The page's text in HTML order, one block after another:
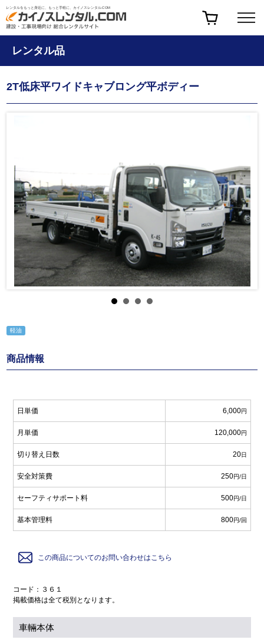
レンタルをもっと身近に、もっと手軽に、カイノスレンタル.COM
レンタル品
2T低床平ワイドキャブロング平ボディー
軽油
商品情報
日単価 6,000円
月単価 120,000円
切り替え日数 20日
安全対策費 250円/日
セーフティサポート料 500円/日
基本管理料 800円/回
この商品についてのお問い合わせはこちら
コード：３６１
掲載価格は全て税別となります。
車輛本体